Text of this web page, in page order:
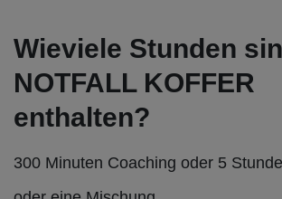
Wieviele Stunden
NOTFALL KOFFER
enthalten?
300 Minuten Coaching oder 5